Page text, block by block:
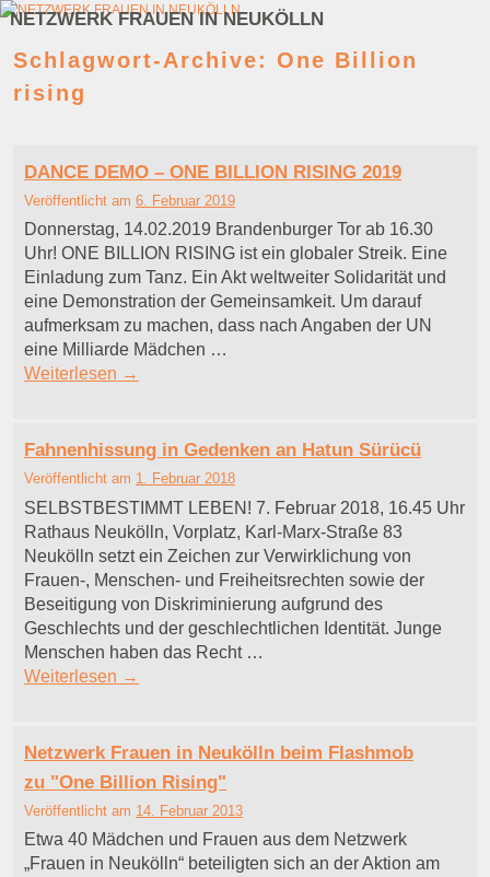
NETZWERK FRAUEN IN NEUKÖLLN
Zum Inhalt wechseln
Zum sekundären Inhalt wechseln
Schlagwort-Archive: One Billion
rising
DANCE DEMO – ONE BILLION RISING 2019
Veröffentlicht am 6. Februar 2019
Donnerstag, 14.02.2019 Brandenburger Tor ab 16.30
Uhr! ONE BILLION RISING ist ein globaler Streik. Eine
Einladung zum Tanz. Ein Akt weltweiter Solidarität und
eine Demonstration der Gemeinsamkeit. Um darauf
aufmerksam zu machen, dass nach Angaben der UN
eine Milliarde Mädchen …
Weiterlesen →
Fahnenhissung in Gedenken an Hatun Sürücü
Veröffentlicht am 1. Februar 2018
SELBSTBESTIMMT LEBEN! 7. Februar 2018, 16.45 Uhr
Rathaus Neukölln, Vorplatz, Karl-Marx-Straße 83
Neukölln setzt ein Zeichen zur Verwirklichung von
Frauen-, Menschen- und Freiheitsrechten sowie der
Beseitigung von Diskriminierung aufgrund des
Geschlechts und der geschlechtlichen Identität. Junge
Menschen haben das Recht …
Weiterlesen →
Netzwerk Frauen in Neukölln beim Flashmob
zu "One Billion Rising"
Veröffentlicht am 14. Februar 2013
Etwa 40 Mädchen und Frauen aus dem Netzwerk
„Frauen in Neukölln“ beteiligten sich an der Aktion am